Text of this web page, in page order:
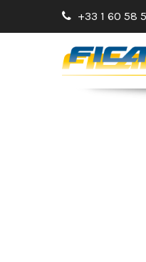
+33 1 60 58